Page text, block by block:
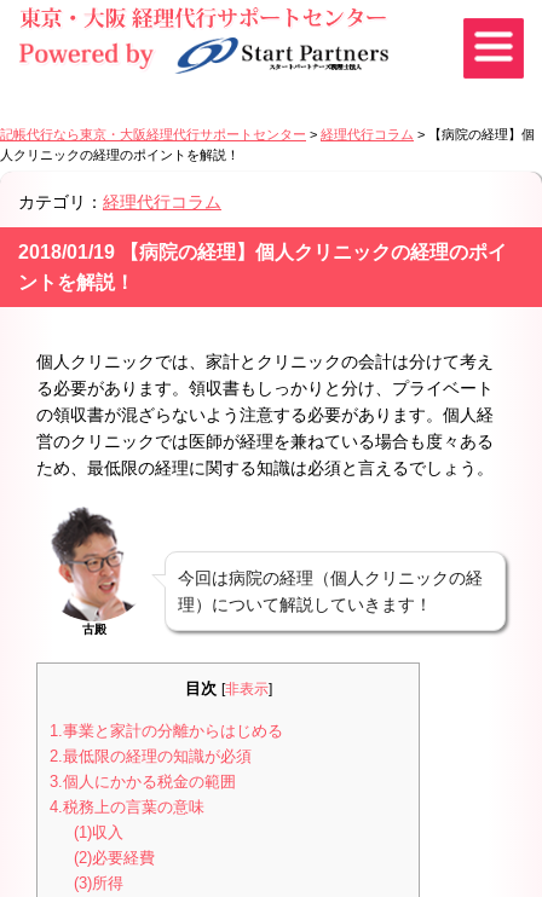
記帳代行なら東京・大阪経理代行サポートセンター > 経理代行コラム >
【病院の経理】個
人クリニックの経理のポイントを解説！
カテゴリ： 経理代行コラム
2018/01/19 【病院の経理】個人クリニックの経理のポイ
ントを解説！
個人クリニックでは、家計とクリニックの会計は分けて考え
る必要があります。領収書もしっかりと分け、プライベート
の領収書が混ざらないよう注意する必要があります。個人経
営のクリニックでは医師が経理を兼ねている場合も度々ある
ため、最低限の経理に関する知識は必須と言えるでしょう。
古殿
今回は病院の経理（個人クリニックの経
理）について解説していきます！
目次 [非表示]
1.事業と家計の分離からはじめる
2.最低限の経理の知識が必須
3.個人にかかる税金の範囲
4.税務上の言葉の意味
(1)収入
(2)必要経費
(3)所得